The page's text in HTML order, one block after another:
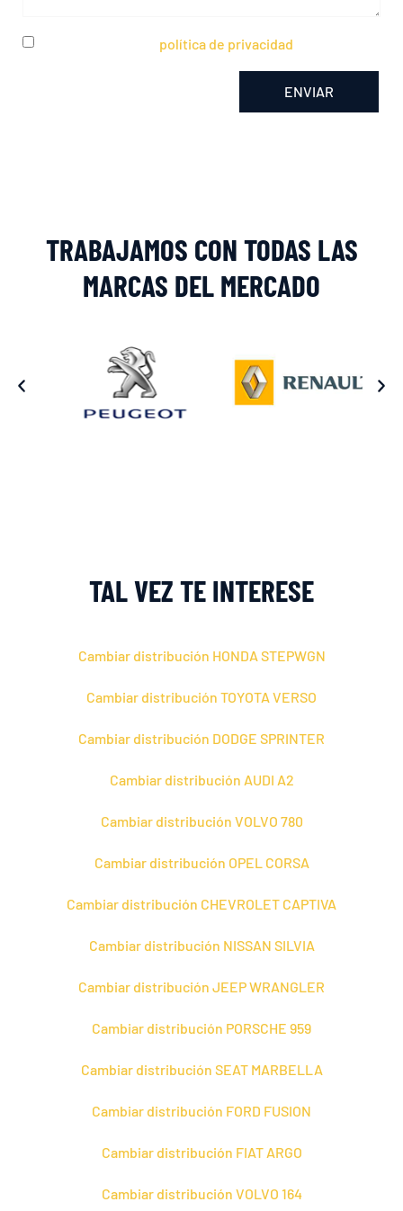
política de privacidad
ENVIAR
TRABAJAMOS CON TODAS LAS
MARCAS DEL MERCADO
TAL VEZ TE INTERESE
Cambiar distribución HONDA STEPWGN
Cambiar distribución TOYOTA VERSO
Cambiar distribución DODGE SPRINTER
Cambiar distribución AUDI A2
Cambiar distribución VOLVO 780
Cambiar distribución OPEL CORSA
Cambiar distribución CHEVROLET CAPTIVA
Cambiar distribución NISSAN SILVIA
Cambiar distribución JEEP WRANGLER
Cambiar distribución PORSCHE 959
Cambiar distribución SEAT MARBELLA
Cambiar distribución FORD FUSION
Cambiar distribución FIAT ARGO
Cambiar distribución VOLVO 164